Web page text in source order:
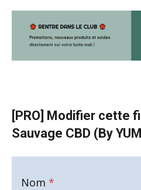
[PRO] Modifier cette
Sauvage CBD (By
Nom *